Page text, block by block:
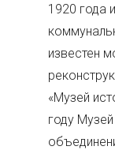
1920 года
известен
«Музей
году